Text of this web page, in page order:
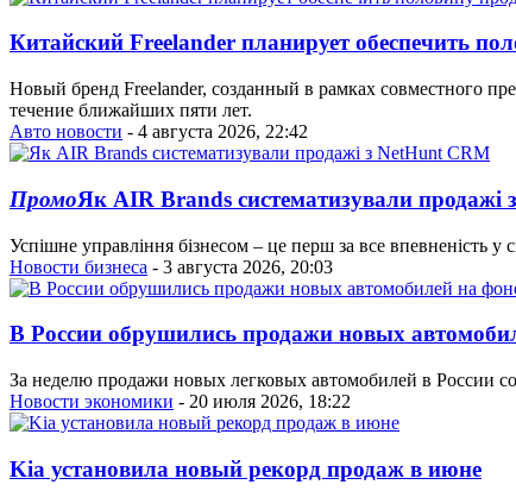
Китайский Freelander планирует обеспечить
Новый бренд Freelander, созданный в рамках совместного
течение ближайших пяти лет.
Авто новости - 4 августа 2026, 22:42
ПромоЯк AIR Brands систематизували продажі
Успішне управління бізнесом – це перш за все впевненість у
Новости бизнеса - 3 августа 2026, 20:03
В России обрушились продажи новых
За неделю продажи новых легковых автомобилей в России
Новости экономики - 20 июля 2026, 18:22
Kia установила новый рекорд продаж в июне